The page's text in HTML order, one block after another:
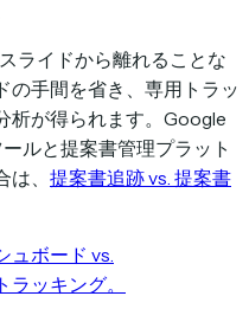
ライドから離れることな
手間を省き、専用トラッ
析が得られます。Google
ルと提案書管理プラット
、 提案書追跡 vs. 提案書
ュボード vs.
ッキング。